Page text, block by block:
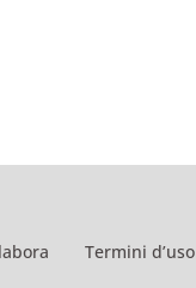
Termini d’uso